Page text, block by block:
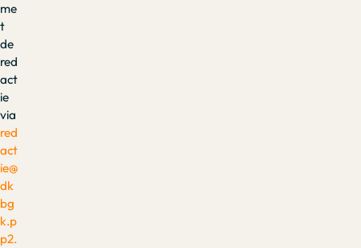
me
t
de
red
act
ie
via
red
act
ie@
dk
bg
k.p
p2.